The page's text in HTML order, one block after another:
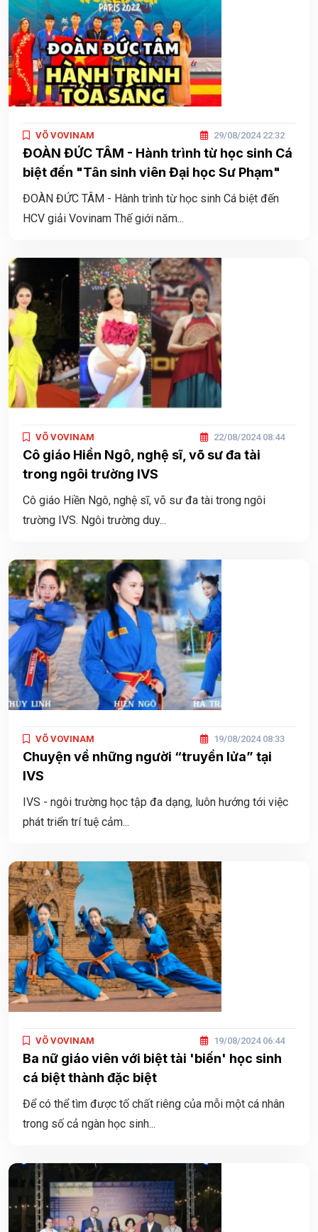
VÕ VOVINAM 29/08/2024 22:32
ĐOÀN ĐỨC TÂM - Hành trình từ học sinh Cá
biệt đến "Tân sinh viên Đại học Sư Phạm"
ĐOÀN ĐỨC TÂM - Hành trình từ học sinh Cá biệt đến
HCV giải Vovinam Thế giới năm...
VÕ VOVINAM 22/08/2024 08:44
Cô giáo Hiền Ngô, nghệ sĩ, võ sư đa tài
trong ngôi trường IVS
Cô giáo Hiền Ngô, nghệ sĩ, võ sư đa tài trong ngôi
trường IVS. Ngôi trường duy...
VÕ VOVINAM 19/08/2024 08:33
Chuyện về những người “truyền lửa” tại
IVS
IVS - ngôi trường học tập đa dạng, luôn hướng tới việc
phát triển trí tuệ cảm...
VÕ VOVINAM 19/08/2024 06:44
Ba nữ giáo viên với biệt tài 'biến' học sinh
cá biệt thành đặc biệt
Để có thể tìm được tố chất riêng của mỗi một cá nhân
trong số cả ngàn học sinh...